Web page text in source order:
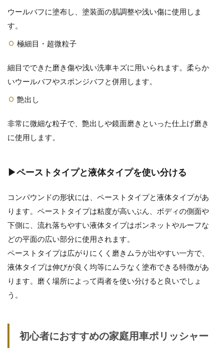
ウールバフに塗布し、塗装面の肌調整や浅い傷に使用しま
す。
極細目・超微粒子
細目でできた磨き傷や浅い洗車キズに用いられます。柔らか
いウールバフやスポンジバフと併用します。
艶出し
非常に微細な粒子で、艶出しや鏡面磨きといった仕上げ磨き
に使用します。
▶ペーストタイプと液体タイプを使い分ける
コンパウンドの形状には、ペーストタイプと液体タイプがあ
ります。ペーストタイプは粘度が高いぶん、ボディの側面や
下側に、流れ落ちやすい液体タイプはボンネットやルーフな
どの平面の広い部分に使用されます。
ペーストタイプは広がりにくく磨きムラが出やすい一方で、
液体タイプは伸びが良く均等にムラなく塗布できる特徴があ
ります。磨く場所によって両者を使い分けると良いでしょ
う。
初心者におすすめの家庭用車ポリッシャー